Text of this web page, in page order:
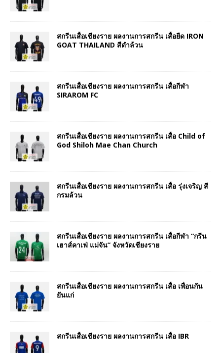
สกรีนเสื้อเชียงราย ผลงานการสกรีน เสื้อยืด IRON
GOAT THAILAND สีดำล้วน
สกรีนเสื้อเชียงราย ผลงานการสกรีน เสื้อกีฬา
SIRAROM FC
สกรีนเสื้อเชียงราย ผลงานการสกรีน เสื้อ Child of
God Shiloh Mae Chan Church
สกรีนเสื้อเชียงราย ผลงานการสกรีน เสื้อ รุ่งเจริญ สี
กรมล้วน
สกรีนเสื้อเชียงราย ผลงานการสกรีน เสื้อกีฬา “กรีน
เฮาส์คาเฟ่ แม่จัน” จังหวัดเชียงราย
สกรีนเสื้อเชียงราย ผลงานการสกรีน เสื้อ เพื่อนกัน
ยันแก่
สกรีนเสื้อเชียงราย ผลงานการสกรีน เสื้อ IBR